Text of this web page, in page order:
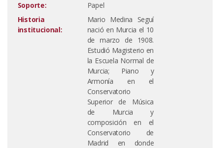
Soporte:
Papel
Historia
institucional:
Mario Medina Seguí
nació en Murcia el 10
de marzo de 1908.
Estudió Magisterio en
la Escuela Normal de
Murcia; Piano y
Armonía en el
Conservatorio
Superior de Música
de Murcia y
composición en el
Conservatorio de
Madrid en donde